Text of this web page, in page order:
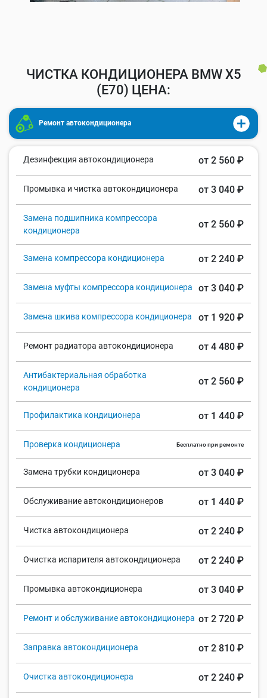
ЧИСТКА КОНДИЦИОНЕРА BMW X5
(E70) ЦЕНА:
Ремонт автокондиционера
Дезинфекция автокондиционера от 2 560 ₽
Промывка и чистка автокондиционера от 3 040 ₽
Замена подшипника компрессора
кондиционера
от 2 560 ₽
Замена компрессора кондиционера от 2 240 ₽
Замена муфты компрессора кондиционера от 3 040 ₽
Замена шкива компрессора кондиционера от 1 920 ₽
Ремонт радиатора автокондиционера от 4 480 ₽
Антибактериальная обработка
кондиционера
от 2 560 ₽
Профилактика кондиционера от 1 440 ₽
Проверка кондиционера Бесплатно при ремонте
Замена трубки кондиционера от 3 040 ₽
Обслуживание автокондиционеров от 1 440 ₽
Чистка автокондиционера от 2 240 ₽
Очистка испарителя автокондиционера от 2 240 ₽
Промывка автокондиционера от 3 040 ₽
Ремонт и обслуживание автокондиционера от 2 720 ₽
Заправка автокондиционера от 2 810 ₽
Очистка автокондиционера от 2 240 ₽